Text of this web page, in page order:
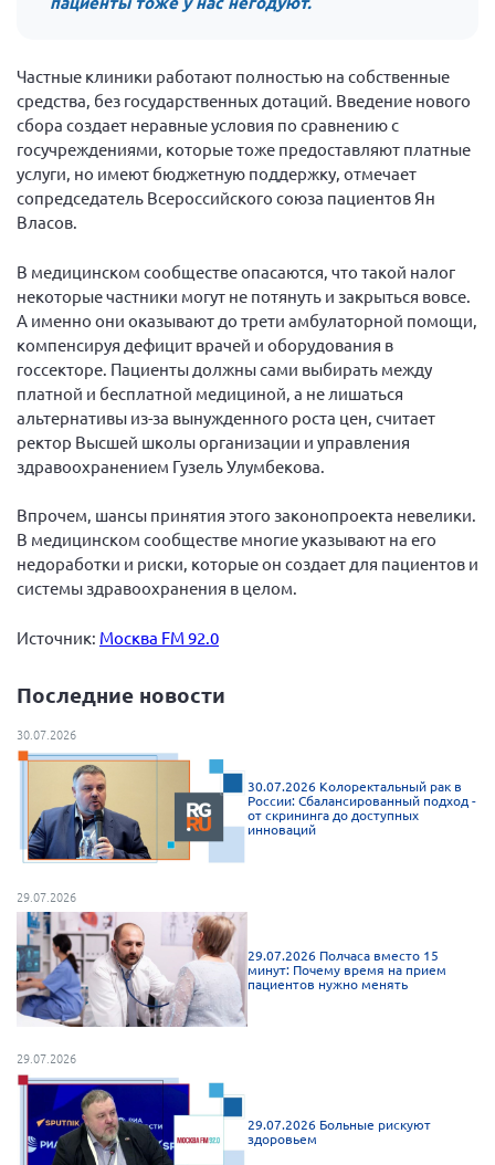
Волгоградская область
Воронежская область
Ивановская область
Калининградская область
Кемеровская область
Кировская область
Краснодарский край
Красноярский край
Липецкая область
Ленинградская область
г. Москва
Московская область
Мурманская область
Нижегородская область
Новгородская область
Оренбургская область
Пензенская область
Республика Башкортостан
Республика Бурятия
Республика Карелия
Республика Калмыкия
Республика Хакасия
Ростовская область
г. Санкт-Петербург
г. Севастополь
Самарская область ПРИЗМА
Самарская область СГОРС
Свердловская область
Частные клиники работают полностью на собственные
средства, без государственных дотаций. Введение нового
сбора создает неравные условия по сравнению с
госучреждениями, которые тоже предоставляют платные
услуги, но имеют бюджетную поддержку, отмечает
сопредседатель Всероссийского союза пациентов Ян
Власов.
В медицинском сообществе опасаются, что такой налог
некоторые частники могут не потянуть и закрыться вовсе.
А именно они оказывают до трети амбулаторной помощи,
компенсируя дефицит врачей и оборудования в
госсекторе. Пациенты должны сами выбирать между
платной и бесплатной медициной, а не лишаться
альтернативы из-за вынужденного роста цен, считает
ректор Высшей школы организации и управления
здравоохранением Гузель Улумбекова.
Впрочем, шансы принятия этого законопроекта невелики.
В медицинском сообществе многие указывают на его
недоработки и риски, которые он создает для пациентов и
системы здравоохранения в целом.
Источник: Москва FM 92.0
Последние новости
30.07.2026
30.07.2026 Колоректальный рак в
России: Сбалансированный подход -
от скрининга до доступных
инноваций
29.07.2026
29.07.2026 Полчаса вместо 15
минут: Почему время на прием
пациентов нужно менять
29.07.2026
29.07.2026 Больные рискуют
здоровьем